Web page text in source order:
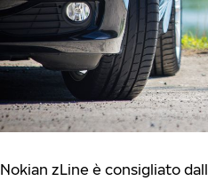
Nokian zLine è consigliato